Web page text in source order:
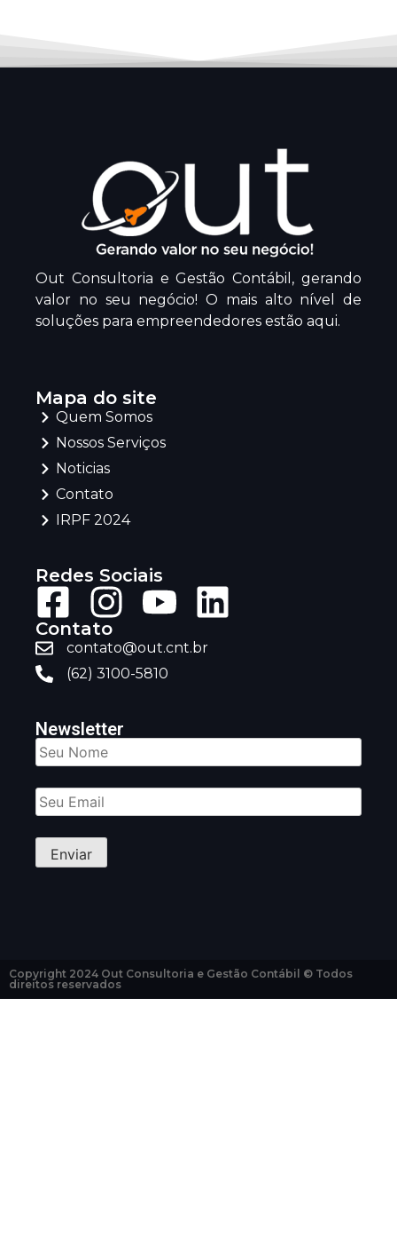
Out Consultoria e Gestão Contábil, gerando
valor no seu negócio! O mais alto nível de
soluções para empreendedores estão aqui.
Mapa do site
Quem Somos
Nossos Serviços
Noticias
Contato
IRPF 2024
Redes Sociais
Contato
contato@out.cnt.br
(62) 3100-5810
Newsletter
Copyright 2024 Out Consultoria e Gestão Contábil © Todos
direitos reservados